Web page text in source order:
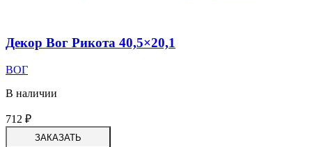
Декор Вог Рикота 40,5×20,1
ВОГ
В наличии
712 ₽
ЗАКАЗАТЬ